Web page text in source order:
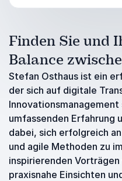
Finden Sie und
Balance
Stefan Osthaus ist ein
der sich auf digitale
umfassenden Erfahrung
dabei, sich erfolgreich
und agile Methoden zu
inspirierenden
praxisnahe Einsichten